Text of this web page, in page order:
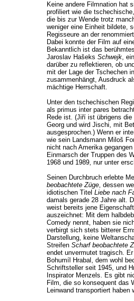
Keine andere Filmnation hat
profiliert wie die
die bis zur Wende trotz
weniger eine Einheit bildete,
Regisseure an der
Dabei konnte der Film auf
Bekanntlich ist das
Jaroslav Hašeks Schwejk,
darüber zu reflektieren, ob
mit der Lage der Tschechen
zusammenhängt, Ausdruck
mächtige Herrschaft.
Unter den tschechischen
als primus inter pares
Rede ist. (Jiří ist übrigens
Georg und wird Jischi, mit
ausgesprochen.) Wenn er
wie sein Landsmann Miloš
nicht nach Amerika
Einmarsch der Truppen des
1968 und 1989, nur unter
Seinen Durchbruch erlebte
beobachtete Züge, dessen
idiotischen Titel Liebe nach
damals gerade 28 Jahre alt.
weist bereits jene
auszeichnet: Mit dem
Comedy nennt, haben sie
verbirgt sich stets bitterer
Darstellung, keine
Streifen Scharf beobachtete
endet unvermutet tragisch.
Bohumíl Hrabal, dem wohl
Schriftsteller seit 1945, und
Inspirator Menzels. Es gibt
Film, die so konsequent das
Leinwand transportiert haben